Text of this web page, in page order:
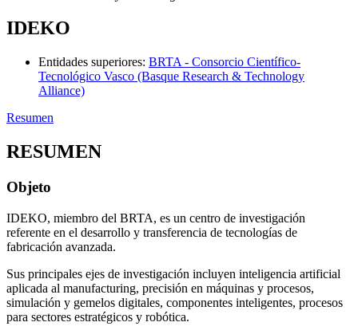
IDEKO
Entidades superiores: BRTA - Consorcio Científico-
Tecnológico Vasco (Basque Research & Technology
Alliance)
Resumen
RESUMEN
Objeto
IDEKO, miembro del BRTA, es un centro de investigación
referente en el desarrollo y transferencia de tecnologías de
fabricación avanzada.
Sus principales ejes de investigación incluyen inteligencia artificial
aplicada al manufacturing, precisión en máquinas y procesos,
simulación y gemelos digitales, componentes inteligentes, procesos
para sectores estratégicos y robótica.